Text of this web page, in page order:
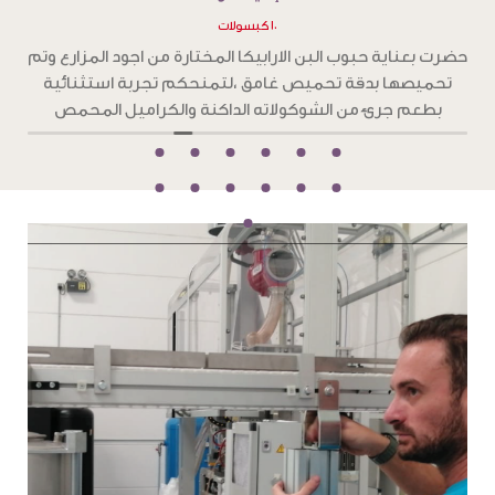
من اجود المزارع ، وتم
تجربة استثنائية تغمر
وفاكهية
حضرت بعناية حبوب البن الارابيكا
تحميصها بدقة تحميص غامق
بطعم جرئ من الشوكولاته